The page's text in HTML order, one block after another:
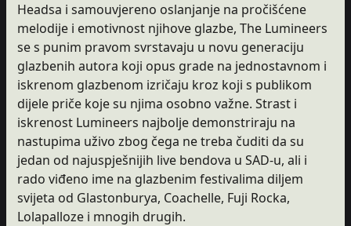
Headsa i samouvjereno oslanjanje na pročišćene
melodije i emotivnost njihove glazbe, The Lumineers
se s punim pravom svrstavaju u novu generaciju
glazbenih autora koji opus grade na jednostavnom i
iskrenom glazbenom izričaju kroz koji s publikom
dijele priče koje su njima osobno važne. Strast i
iskrenost Lumineers najbolje demonstriraju na
nastupima uživo zbog čega ne treba čuditi da su
jedan od najuspješnijih live bendova u SAD-u, ali i
rado viđeno ime na glazbenim festivalima diljem
svijeta od Glastonburya, Coachelle, Fuji Rocka,
Lolapalloze i mnogih drugih.